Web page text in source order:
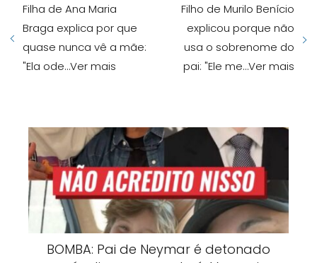
Filha de Ana Maria
Braga explica por que
quase nunca vê a mãe:
"Ela ode…Ver mais
Filho de Murilo Benício
explicou porque não
usa o sobrenome do
pai: "Ele me…Ver mais
BOMBA: Pai de Neymar é detonado